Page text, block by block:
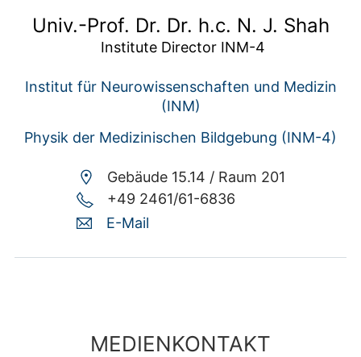
Univ.-Prof. Dr. Dr. h.c. N. J. Shah
Institute Director INM-4
Institut für Neurowissenschaften und Medizin
(INM)
Physik der Medizinischen Bildgebung (INM-4)
Gebäude 15.14 / Raum 201
+49 2461/61-6836
E-Mail
MEDIENKONTAKT